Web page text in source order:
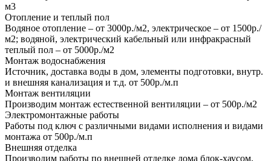
м3
Отопление и теплый пол
Водяное отопление – от 3000р./м2, электрическое – от 1500р./
м2; водяной, электрический кабельный или инфракрасный
теплый пол – от 5000р./м2
Монтаж водоснабжения
Источник, доставка воды в дом, элементы подготовки, внутр.
и внешняя канализация и т.д. от 500р./м.п
Монтаж вентиляции
Производим монтаж естественной вентиляции – от 500р./м2
Электромонтажные работы
Работы под ключ с различными видами исполнения и видами
монтажа от 500р./м.п
Внешняя отделка
Производим работы по внешней отделке дома блок-хаусом.